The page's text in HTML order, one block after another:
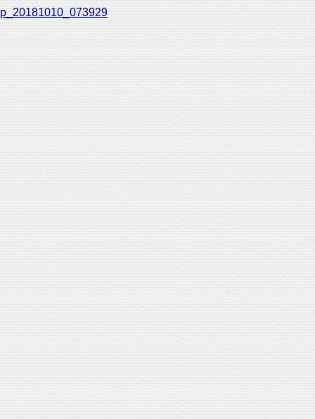
p_20181010_073929